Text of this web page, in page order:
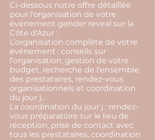
Ci-dessous notre offre détaillée
pour l'organisation de votre
événement gender reveal sur la
Côte d'Azur :
L’organisation complète de votre
événement : conseils sur
l’organisation, gestion de votre
budget, recherche de l’ensemble
des prestataires, rendez-vous
organisationnels et coordination
du jour j…
La coordination du jour j : rendez-
vous préparatoire sur le lieu de
réception, prise de contact avec
tous les prestataires, coordination